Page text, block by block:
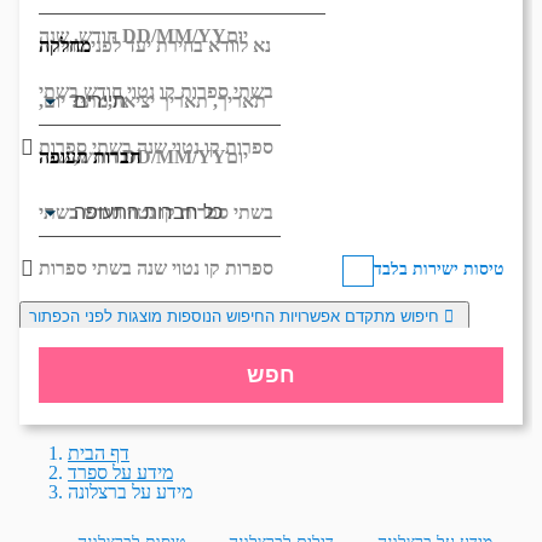
DD/MM/YYיום
בשתי ספרות קו נטוי חודש בשתי
ספרות קו נטוי שנה בשתי ספרות
נא לוודא בחירת יעד לפני בחירת
תאריך, תאריך יציאה,מתי? יום,
חודש, שנהDD/MM/YYיום
בשתי ספרות קו נטוי חודש בשתי
ספרות קו נטוי שנה בשתי ספרות
חפש
מחלקה
חברות תעופה
טיסות ישירות בלבד
חיפוש מתקדם אפשרויות החיפוש הנוספות מוצגות לפני הכפתור
דף הבית
מידע על ספרד
מידע על ברצלונה